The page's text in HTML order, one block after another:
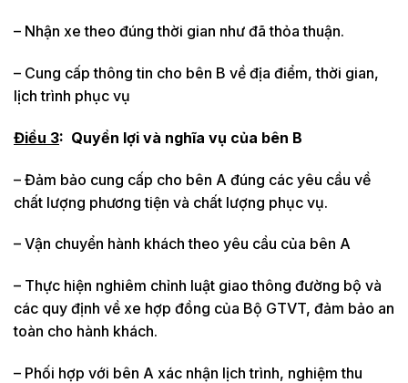
– Nhận xe theo đúng thời gian như đã thỏa thuận.
– Cung cấp thông tin cho bên B về địa điểm, thời gian,
lịch trình phục vụ
Điều 3: Quyền lợi và nghĩa vụ của bên B
– Đảm bảo cung cấp cho bên A đúng các yêu cầu về
chất lượng phương tiện và chất lượng phục vụ.
– Vận chuyển hành khách theo yêu cầu của bên A
– Thực hiện nghiêm chỉnh luật giao thông đường bộ và
các quy định về xe hợp đồng của Bộ GTVT, đảm bảo an
toàn cho hành khách.
– Phối hợp với bên A xác nhận lịch trình, nghiệm thu